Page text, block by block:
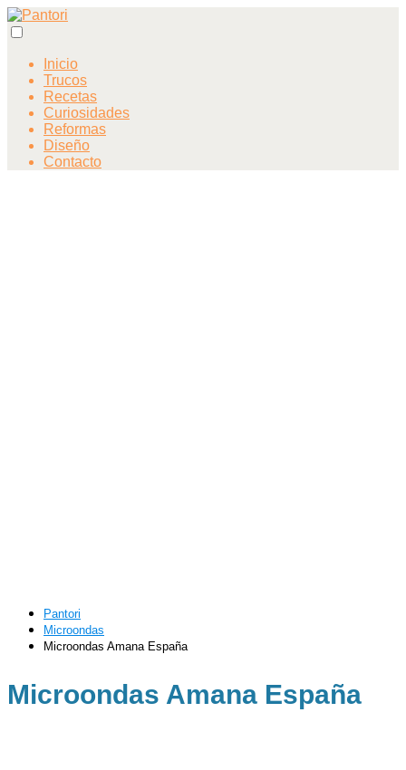
Inicio
Trucos
Recetas
Curiosidades
Reformas
Diseño
Contacto
Pantori
Microondas
Microondas Amana España
Microondas Amana España